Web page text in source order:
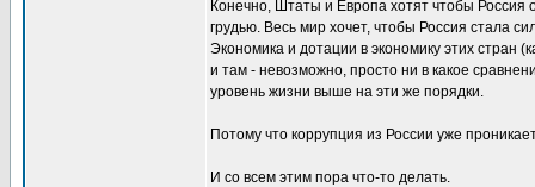
Конечно, Штаты и Европа хотят чтобы
грудью. Весь мир хочет, чтобы Россия стала
Экономика и дотации в экономику этих стран
и там - невозможно, просто ни в какое
уровень жизни выше на эти же порядки.
Потому что коррупция из России уже
И со всем этим пора что-то делать.